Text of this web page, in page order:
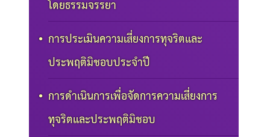
โดยธรรมจรรยา
การประเมินความเสี่ยงการทุจริตและ
ประพฤติมิชอบประจำปี
การดำเนินการเพื่อจัดการความเสี่ยงการ
ทุจริตและประพฤติมิชอบ